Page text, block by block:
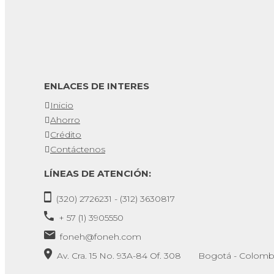
ENLACES DE INTERES
Inicio
Ahorro
Crédito
Contáctenos
LÍNEAS DE ATENCIÓN:
(320) 2726231 - (312) 3630817
+ 57 (1) 3905550
foneh@foneh.com
Av. Cra. 15 No. 93A-84 Of. 308 Bogotá -